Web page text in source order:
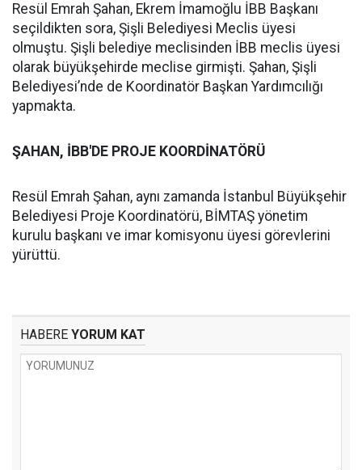
Resül Emrah Şahan, Ekrem İmamoğlu İBB Başkanı
seçildikten sora, Şişli Belediyesi Meclis üyesi
olmuştu. Şişli belediye meclisinden İBB meclis üyesi
olarak büyükşehirde meclise girmişti. Şahan, Şişli
Belediyesi’nde de Koordinatör Başkan Yardımcılığı
yapmakta.
ŞAHAN, İBB'DE PROJE KOORDİNATÖRÜ
Resül Emrah Şahan, aynı zamanda İstanbul Büyükşehir
Belediyesi Proje Koordinatörü, BİMTAŞ yönetim
kurulu başkanı ve imar komisyonu üyesi görevlerini
yürüttü.
HABERE YORUM KAT